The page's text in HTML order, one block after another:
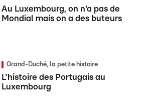
Au Luxembourg, on n'a pas de
Mondial mais on a des buteurs
Grand-Duché, la petite histoire
L’histoire des Portugais au
Luxembourg